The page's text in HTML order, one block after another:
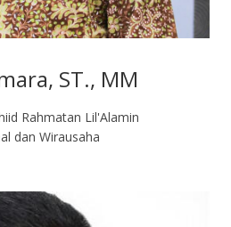
ST., MM
Rahmatan Lil'Alamin
dan Wirausaha